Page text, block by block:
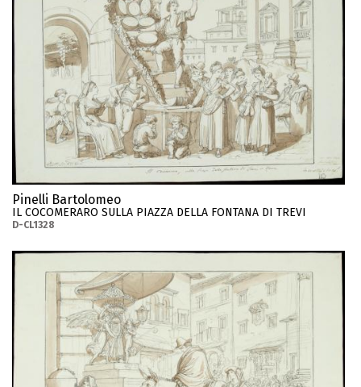
Pinelli Bartolomeo
IL COCOMERARO SULLA PIAZZA DELLA FONTANA DI TREVI
D-CL1328